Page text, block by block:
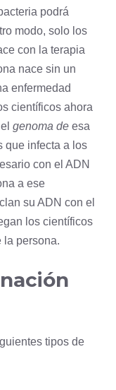
podrá
modo, solo los
con la terapia
nace sin un
enfermedad
científicos ahora
genoma de esa
que infecta a los
con el ADN
a ese
su ADN con el
los científicos
la persona.
tipos de